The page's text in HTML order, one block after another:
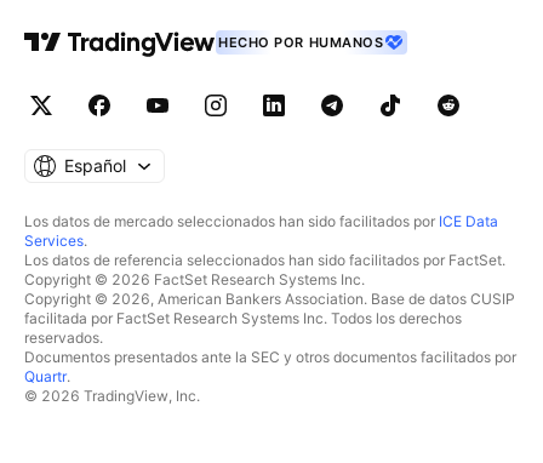
HECHO POR HUMANOS
Español
Los datos de mercado seleccionados han sido facilitados por ICE Data
Services.
Los datos de referencia seleccionados han sido facilitados por FactSet.
Copyright © 2026 FactSet Research Systems Inc.
Copyright © 2026, American Bankers Association. Base de datos CUSIP
facilitada por FactSet Research Systems Inc. Todos los derechos
reservados.
Documentos presentados ante la SEC y otros documentos facilitados por
Quartr.
© 2026 TradingView, Inc.